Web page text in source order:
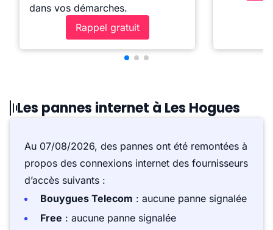
dans vos démarches.
Rappel gratuit
Les pannes internet à Les Hogues
Au 07/08/2026, des pannes ont été remontées à
propos des connexions internet des fournisseurs
d’accès suivants :
Bouygues Telecom : aucune panne signalée
Free : aucune panne signalée